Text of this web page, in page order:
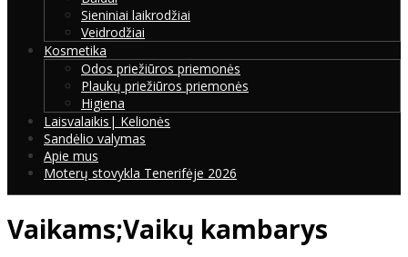
Sieniniai laikrodžiai
Veidrodžiai
Kosmetika
Odos priežiūros priemonės
Plaukų priežiūros priemonės
Higiena
Laisvalaikis| Kelionės
Sandėlio valymas
Apie mus
Moterų stovykla Tenerifėje 2026
Vaikams;Vaikų kambarys